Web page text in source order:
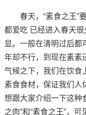
春天，“素食之王”
都爱吃 已经进入春天
显。一般在清明过后都
年却不行，到现在素素
气候之下，我们在饮食
素食食材，保证我们人
想跟大家介绍一下这
之肉”和“素食之王”，